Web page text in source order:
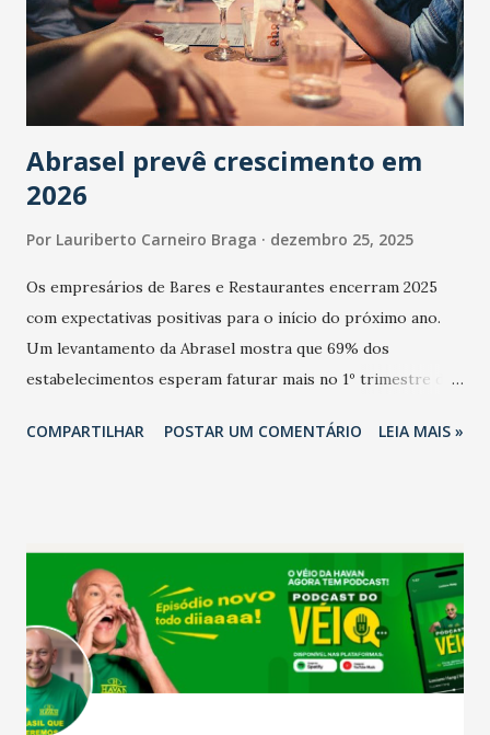
Abrasel prevê crescimento em
2026
Por Lauriberto Carneiro Braga dezembro 25, 2025
Os empresários de Bares e Restaurantes encerram 2025
com expectativas positivas para o início do próximo ano.
Um levantamento da Abrasel mostra que 69% dos
estabelecimentos esperam faturar mais no 1º trimestre de
relação ao último trimestre deste ano, 56% também
confraternizações de fim de ano e pelo pagamento do 13º
Salário para um número maior de trabalhadores, já que o
país tem a menor taxa de desemprego dos anos recentes.
Ainda segundo a Pesquisa, em novembro de 2025, 40% dos
bares e restaurantes operaram com lucro e outros 40%
registraram equilíbrio financeiro. Já o percentual de
COMPARTILHAR POSTAR UM COMENTÁRIO LEIA MAIS »